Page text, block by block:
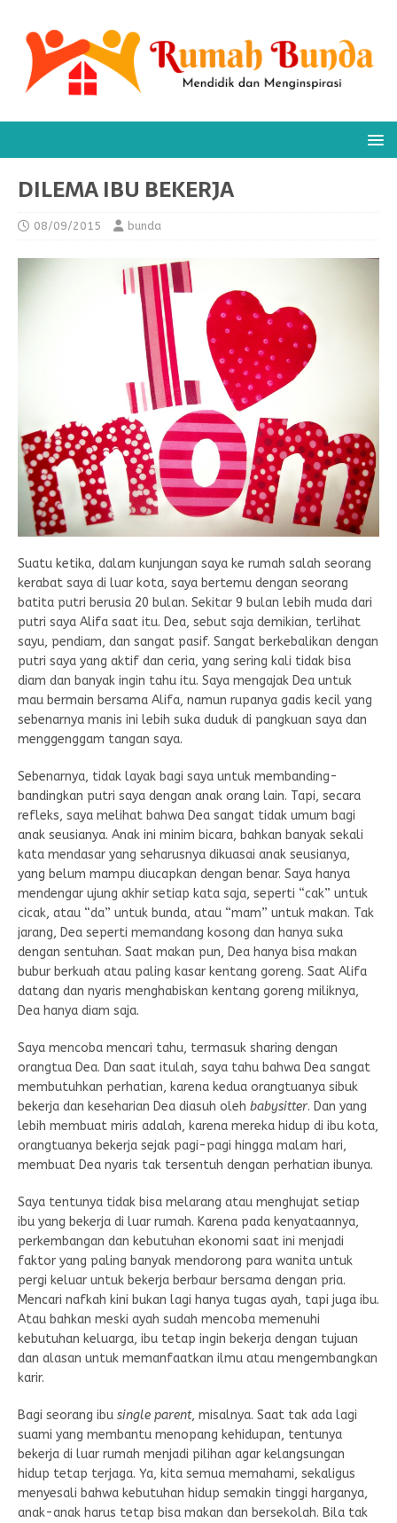
DILEMA IBU BEKERJA
08/09/2015 bunda
Suatu ketika, dalam kunjungan saya ke rumah salah seorang
kerabat saya di luar kota, saya bertemu dengan seorang
batita putri berusia 20 bulan. Sekitar 9 bulan lebih muda dari
putri saya Alifa saat itu. Dea, sebut saja demikian, terlihat
sayu, pendiam, dan sangat pasif. Sangat berkebalikan dengan
putri saya yang aktif dan ceria, yang sering kali tidak bisa
diam dan banyak ingin tahu itu. Saya mengajak Dea untuk
mau bermain bersama Alifa, namun rupanya gadis kecil yang
sebenarnya manis ini lebih suka duduk di pangkuan saya dan
menggenggam tangan saya.
Sebenarnya, tidak layak bagi saya untuk membanding-
bandingkan putri saya dengan anak orang lain. Tapi, secara
refleks, saya melihat bahwa Dea sangat tidak umum bagi
anak seusianya. Anak ini minim bicara, bahkan banyak sekali
kata mendasar yang seharusnya dikuasai anak seusianya,
yang belum mampu diucapkan dengan benar. Saya hanya
mendengar ujung akhir setiap kata saja, seperti “cak” untuk
cicak, atau “da” untuk bunda, atau “mam” untuk makan. Tak
jarang, Dea seperti memandang kosong dan hanya suka
dengan sentuhan. Saat makan pun, Dea hanya bisa makan
bubur berkuah atau paling kasar kentang goreng. Saat Alifa
datang dan nyaris menghabiskan kentang goreng miliknya,
Dea hanya diam saja.
Saya mencoba mencari tahu, termasuk sharing dengan
orangtua Dea. Dan saat itulah, saya tahu bahwa Dea sangat
membutuhkan perhatian, karena kedua orangtuanya sibuk
bekerja dan keseharian Dea diasuh oleh babysitter. Dan yang
lebih membuat miris adalah, karena mereka hidup di ibu kota,
orangtuanya bekerja sejak pagi-pagi hingga malam hari,
membuat Dea nyaris tak tersentuh dengan perhatian ibunya.
Saya tentunya tidak bisa melarang atau menghujat setiap
ibu yang bekerja di luar rumah. Karena pada kenyataannya,
perkembangan dan kebutuhan ekonomi saat ini menjadi
faktor yang paling banyak mendorong para wanita untuk
pergi keluar untuk bekerja berbaur bersama dengan pria.
Mencari nafkah kini bukan lagi hanya tugas ayah, tapi juga ibu.
Atau bahkan meski ayah sudah mencoba memenuhi
kebutuhan keluarga, ibu tetap ingin bekerja dengan tujuan
dan alasan untuk memanfaatkan ilmu atau mengembangkan
karir.
Bagi seorang ibu single parent, misalnya. Saat tak ada lagi
suami yang membantu menopang kehidupan, tentunya
bekerja di luar rumah menjadi pilihan agar kelangsungan
hidup tetap terjaga. Ya, kita semua memahami, sekaligus
menyesali bahwa kebutuhan hidup semakin tinggi harganya,
anak-anak harus tetap bisa makan dan bersekolah. Bila tak